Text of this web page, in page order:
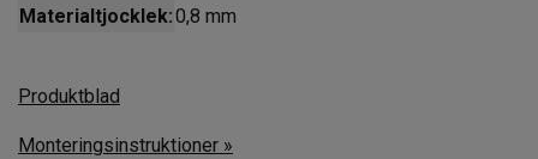
Materialtjocklek:0,8 mm
Produktblad
Monteringsinstruktioner »